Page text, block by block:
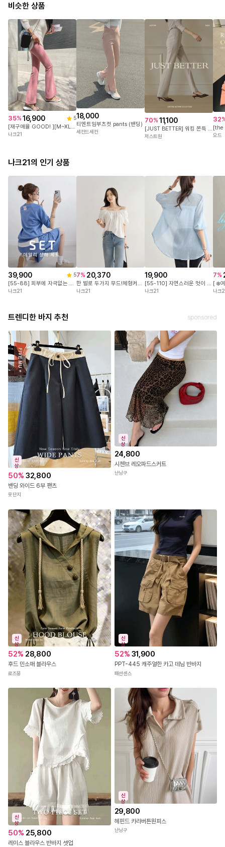
비슷한 상품
35% 16,900 5
[재구매율 GOOD! ][M~XL] 트윌스판 아웃핀탁 부츠컷 팬츠/와이드밴딩/똥배지우개 #NAK MADE.
나크21
18,000
티엔트임부츠컷 pants (밴딩)
세컨드세컨
70% 11,100
[JUST BETTER] 워킹 쫀득 부츠컷 팬츠(숏/롱)
저스트원
32
오드
나크21의 인기 상품
39,900 5
[55-88] 피부에 자극없는 면100%! 센스있는 유니크 라벨 포인트! 변형없이 오래입는 3단쭈리 원단! #NAK MADE.
나크21
7% 20,370
한 벌로 두가지 무드!체형커버는 물론,입는 순간 분위기가 달라지는 퍼프 소매 블라우스
나크21
19,900
[55-110] 자연스러운 멋이 특별해지는 순간 여리여리하게 흐르는 내추럴 핏! 가볍고 시원한 시스루 원단!
나크21
7%
나크
트렌디한 바지 추천 sponsored
신
상
50% 32,800
밴딩 와이드 6부 팬츠
옷단지
신
상
24,800
시첸브 레오파드스커트
난닝구
신
상
52% 28,800
후드 민소매 블라우스
로즈몽
신
상
52% 31,900
PPT-445 캐주얼한 카고 데님 반바지
패션센스
신
상
50% 25,800
레이스 블라우스 반바지 셋업
신
상
29,800
헤핀드 카라버튼원피스
난닝구